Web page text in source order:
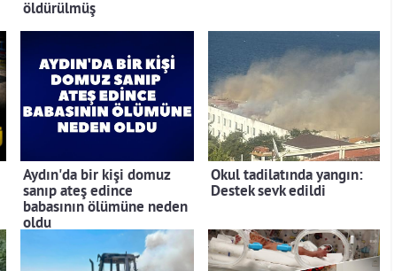
öldürülmüş
Aydın'da bir kişi domuz
sanıp ateş edince
babasının ölümüne neden
oldu
Okul tadilatında yangın:
Destek sevk edildi